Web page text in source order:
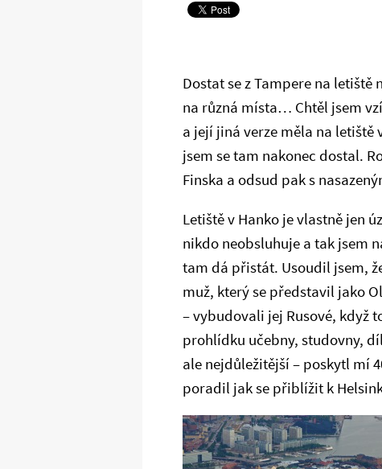
Dostat se z Tampere na
na různá místa… Chtěl jsem
a její jiná verze měla na
jsem se tam nakonec dostal.
Finska a odsud pak s
Letiště v Hanko je vlastně jen
nikdo neobsluhuje a tak jsem
tam dá přistát. Usoudil jsem,
muž, který se představil jako
– vybudovali jej Rusové, když
prohlídku učebny, studovny,
ale nejdůležitější – poskytl mí
poradil jak se přiblížit k